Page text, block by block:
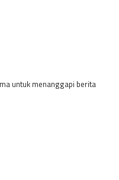
untuk menanggapi berita